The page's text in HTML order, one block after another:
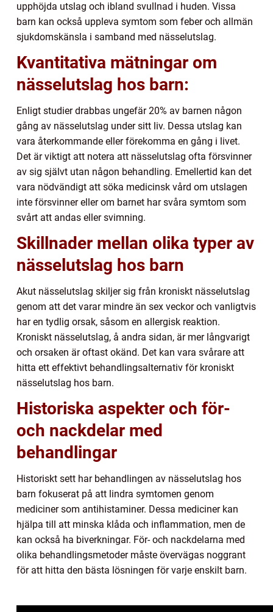
upphöjda utslag och ibland svullnad i huden. Vissa
barn kan också uppleva symtom som feber och allmän
sjukdomskänsla i samband med nässelutslag.
Kvantitativa mätningar om
nässelutslag hos barn:
Enligt studier drabbas ungefär 20% av barnen någon
gång av nässelutslag under sitt liv. Dessa utslag kan
vara återkommande eller förekomma en gång i livet.
Det är viktigt att notera att nässelutslag ofta försvinner
av sig självt utan någon behandling. Emellertid kan det
vara nödvändigt att söka medicinsk vård om utslagen
inte försvinner eller om barnet har svåra symtom som
svårt att andas eller svimning.
Skillnader mellan olika typer av
nässelutslag hos barn
Akut nässelutslag skiljer sig från kroniskt nässelutslag
genom att det varar mindre än sex veckor och vanligtvis
har en tydlig orsak, såsom en allergisk reaktion.
Kroniskt nässelutslag, å andra sidan, är mer långvarigt
och orsaken är oftast okänd. Det kan vara svårare att
hitta ett effektivt behandlingsalternativ för kroniskt
nässelutslag hos barn.
Historiska aspekter och för-
och nackdelar med
behandlingar
Historiskt sett har behandlingen av nässelutslag hos
barn fokuserat på att lindra symtomen genom
mediciner som antihistaminer. Dessa mediciner kan
hjälpa till att minska klåda och inflammation, men de
kan också ha biverkningar. För- och nackdelarna med
olika behandlingsmetoder måste övervägas noggrant
för att hitta den bästa lösningen för varje enskilt barn.